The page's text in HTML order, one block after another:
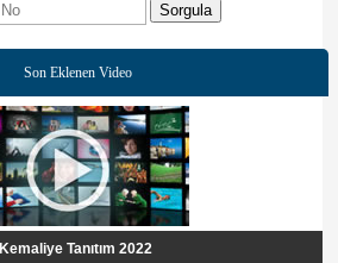
Sorgula
Son Eklenen Video
Kemaliye Tanıtım 2022